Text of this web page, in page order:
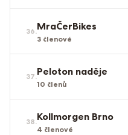
36.MraČerBikes
3 členové
37.Peloton naděje
10 členů
38.Kollmorgen Brno
4 členové